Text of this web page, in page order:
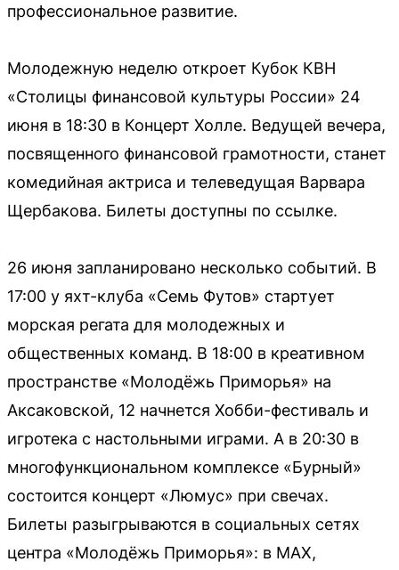
профессиональное развитие.
Молодежную неделю откроет Кубок КВН
«Столицы финансовой культуры России» 24
июня в 18:30 в Концерт Холле. Ведущей вечера,
посвященного финансовой грамотности, станет
комедийная актриса и телеведущая Варвара
Щербакова. Билеты доступны по ссылке.
26 июня запланировано несколько событий. В
17:00 у яхт-клуба «Семь Футов» стартует
морская регата для молодежных и
общественных команд. В 18:00 в креативном
пространстве «Молодёжь Приморья» на
Аксаковской, 12 начнется Хобби-фестиваль и
игротека с настольными играми. А в 20:30 в
многофункциональном комплексе «Бурный»
состоится концерт «Люмус» при свечах.
Билеты разыгрываются в социальных сетях
центра «Молодёжь Приморья»: в МАХ,